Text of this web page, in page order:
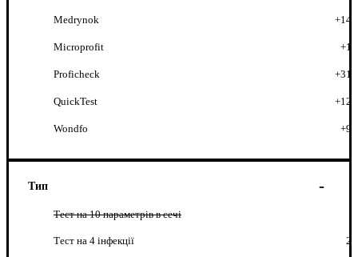
Medrynok +14
Microprofit +1
Proficheck +31
QuickTest +12
Wondfo +9
Тип
Тест на 10 параметрів в сечі
Тест на 4 інфекції 2